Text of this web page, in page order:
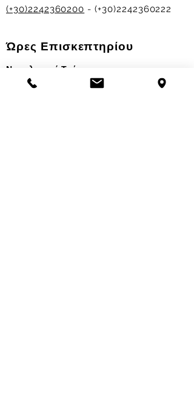
(+30)2242360200 - (+30)2242360222
Ώρες Επισκεπτηρίου
Νοσηλευτικά Τμήματα
Χειμερινό ωράριο: 11.00-13.00
17.30-19.30